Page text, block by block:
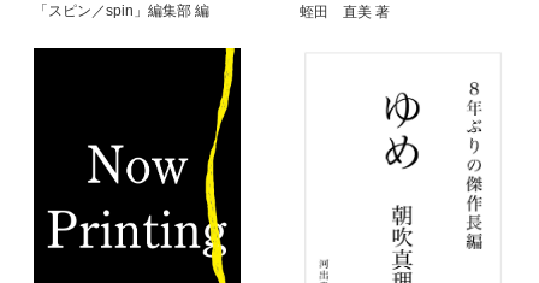
「スピン／spin」編集部 編 蛭田 直美 著